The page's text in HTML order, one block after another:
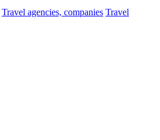
Travel agencies, companies Travel